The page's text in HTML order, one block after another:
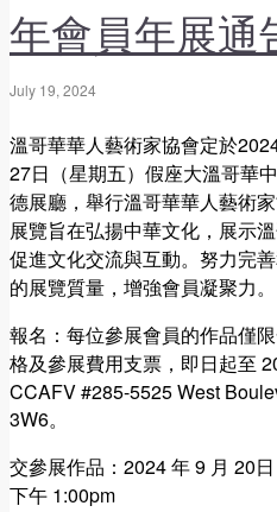
年會員年展通
July 19, 2024
溫哥華華人藝術家協會定於
27日（星期五）假座大溫哥華
德展廳，舉行溫哥華華人藝術
展覽旨在弘揚中華文化，展示
促進文化交流與互動。努力完
的展覽質量，增強會員凝聚力。
報名：每位參展會員的作品僅
格及參展費用支票，即日起至
CCAFV #285-5525 West
3W6。
交參展作品：2024 年 9 月 20
下午 1:00pm